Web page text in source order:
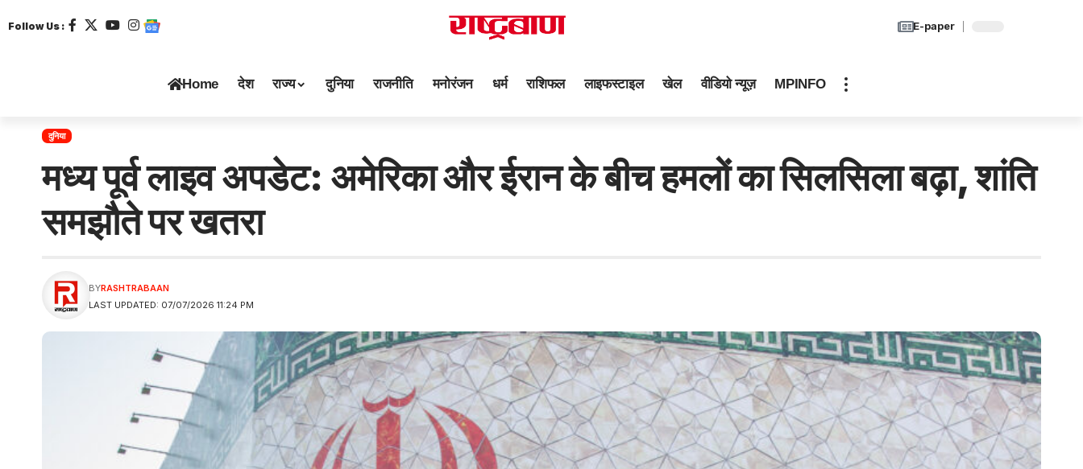
Follow Us : E-paper
Home देश राज्य दुनिया राजनीति मनोरंजन धर्म राशिफल लाइफस्टाइल खेल वीडियो न्यूज़ MPINFO
दुनिया
मध्य पूर्व लाइव अपडेट: अमेरिका और ईरान के बीच हमलों का सिलसिला बढ़ा, शांति
समझौते पर खतरा
LAST UPDATED: 07/07/2026 11:24 PM
BYRASHTRABAAN